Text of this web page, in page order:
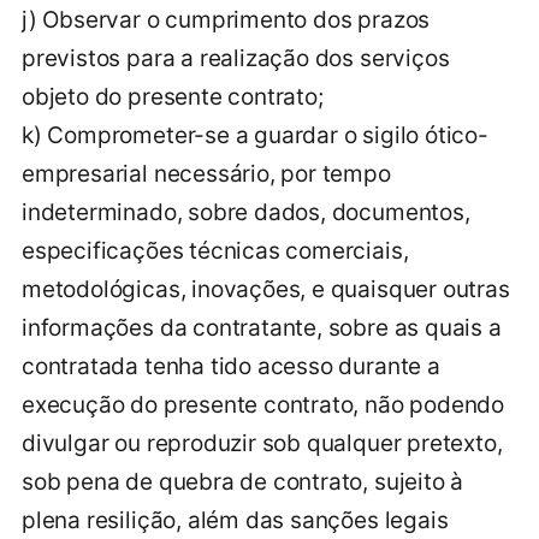
j) Observar o cumprimento dos prazos
previstos para a realização dos serviços
objeto do presente contrato;
k) Comprometer-se a guardar o sigilo ótico-
empresarial necessário, por tempo
indeterminado, sobre dados, documentos,
especificações técnicas comerciais,
metodológicas, inovações, e quaisquer outras
informações da contratante, sobre as quais a
contratada tenha tido acesso durante a
execução do presente contrato, não podendo
divulgar ou reproduzir sob qualquer pretexto,
sob pena de quebra de contrato, sujeito à
plena resilição, além das sanções legais